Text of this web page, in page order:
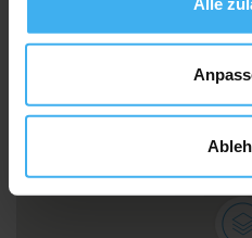
Anfahrtsbeschreibung